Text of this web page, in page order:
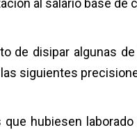
al salario base de
de disipar algunas
siguientes
hubiesen